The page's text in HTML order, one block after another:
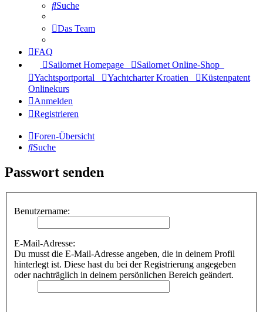
Suche
Das Team
FAQ
Sailornet Homepage
Sailornet Online-Shop
Yachtsportportal
Yachtcharter Kroatien
Küstenpatent
Onlinekurs
Anmelden
Registrieren
Foren-Übersicht
Suche
Passwort senden
Benutzername:
E-Mail-Adresse:
Du musst die E-Mail-Adresse angeben, die in deinem Profil
hinterlegt ist. Diese hast du bei der Registrierung angegeben
oder nachträglich in deinem persönlichen Bereich geändert.